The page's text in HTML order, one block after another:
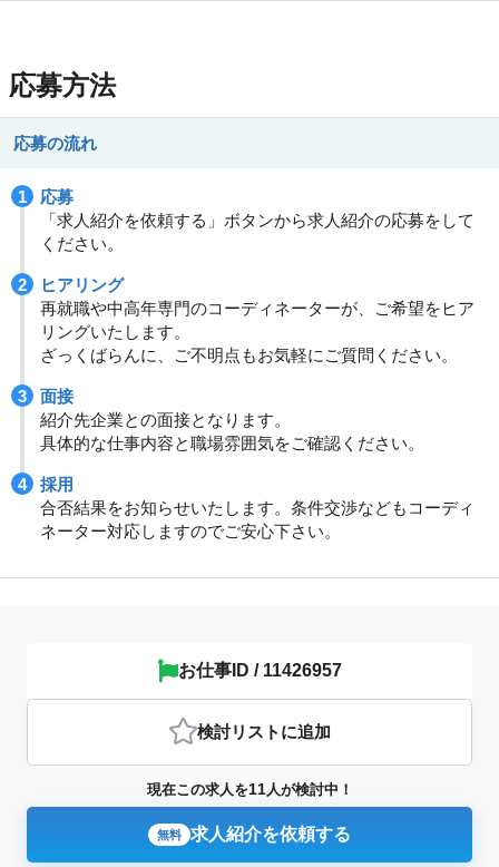
応募方法
応募の流れ
応募
「求人紹介を依頼する」ボタンから求人紹介の応募をして
ください。
ヒアリング
再就職や中高年専門のコーディネーターが、ご希望をヒア
リングいたします。
ざっくばらんに、ご不明点もお気軽にご質問ください。
面接
紹介先企業との面接となります。
具体的な仕事内容と職場雰囲気をご確認ください。
採用
合否結果をお知らせいたします。条件交渉などもコーディ
ネーター対応しますのでご安心下さい。
お仕事ID / 11426957
検討リスト に追加
現在この求人を11人が検討中！
無料 求人紹介を依頼する